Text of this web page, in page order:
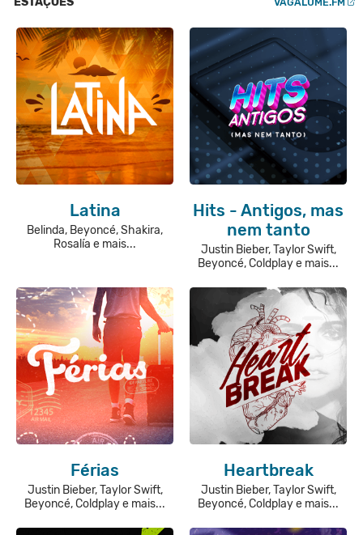
Latina
Belinda, Beyoncé, Shakira,
Rosalía e mais...
Hits - Antigos, mas
nem tanto
Justin Bieber, Taylor Swift,
Beyoncé, Coldplay e mais...
Férias
Justin Bieber, Taylor Swift,
Beyoncé, Coldplay e mais...
Heartbreak
Justin Bieber, Taylor Swift,
Beyoncé, Coldplay e mais...